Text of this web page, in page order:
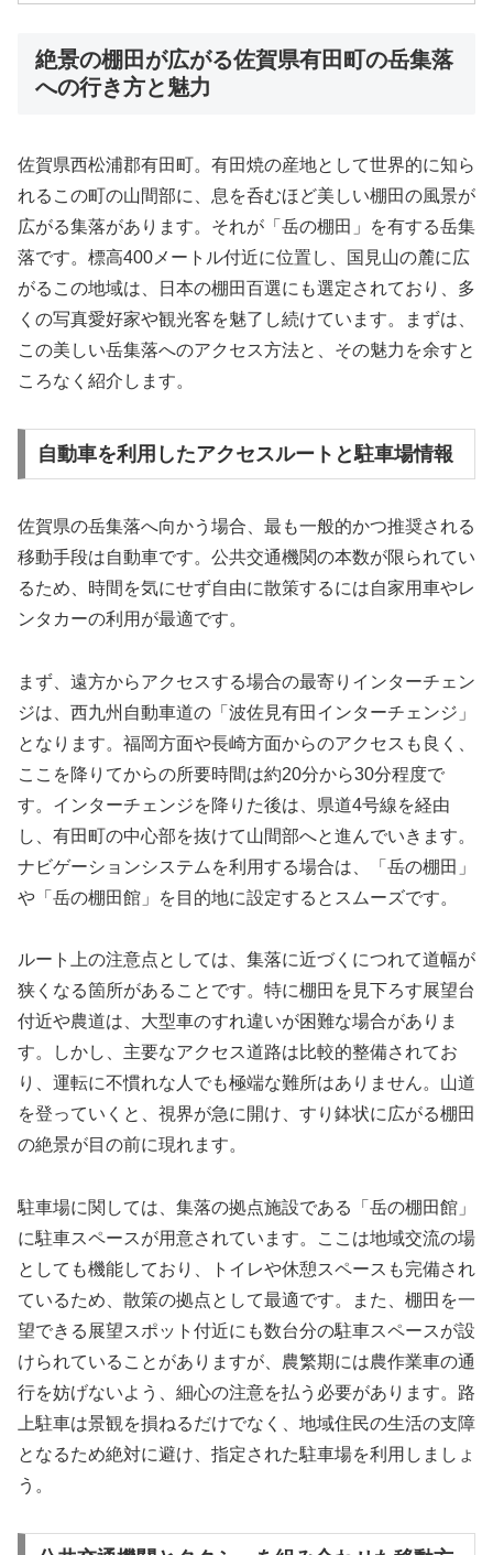
絶景の棚田が広がる佐賀県有田町の岳集落
への行き方と魅力
佐賀県西松浦郡有田町。有田焼の産地として世界的に知ら
れるこの町の山間部に、息を呑むほど美しい棚田の風景が
広がる集落があります。それが「岳の棚田」を有する岳集
落です。標高400メートル付近に位置し、国見山の麓に広
がるこの地域は、日本の棚田百選にも選定されており、多
くの写真愛好家や観光客を魅了し続けています。まずは、
この美しい岳集落へのアクセス方法と、その魅力を余すと
ころなく紹介します。
自動車を利用したアクセスルートと駐車場情報
佐賀県の岳集落へ向かう場合、最も一般的かつ推奨される
移動手段は自動車です。公共交通機関の本数が限られてい
るため、時間を気にせず自由に散策するには自家用車やレ
ンタカーの利用が最適です。
まず、遠方からアクセスする場合の最寄りインターチェン
ジは、西九州自動車道の「波佐見有田インターチェンジ」
となります。福岡方面や長崎方面からのアクセスも良く、
ここを降りてからの所要時間は約20分から30分程度で
す。インターチェンジを降りた後は、県道4号線を経由
し、有田町の中心部を抜けて山間部へと進んでいきます。
ナビゲーションシステムを利用する場合は、「岳の棚田」
や「岳の棚田館」を目的地に設定するとスムーズです。
ルート上の注意点としては、集落に近づくにつれて道幅が
狭くなる箇所があることです。特に棚田を見下ろす展望台
付近や農道は、大型車のすれ違いが困難な場合がありま
す。しかし、主要なアクセス道路は比較的整備されてお
り、運転に不慣れな人でも極端な難所はありません。山道
を登っていくと、視界が急に開け、すり鉢状に広がる棚田
の絶景が目の前に現れます。
駐車場に関しては、集落の拠点施設である「岳の棚田館」
に駐車スペースが用意されています。ここは地域交流の場
としても機能しており、トイレや休憩スペースも完備され
ているため、散策の拠点として最適です。また、棚田を一
望できる展望スポット付近にも数台分の駐車スペースが設
けられていることがありますが、農繁期には農作業車の通
行を妨げないよう、細心の注意を払う必要があります。路
上駐車は景観を損ねるだけでなく、地域住民の生活の支障
となるため絶対に避け、指定された駐車場を利用しましょ
う。